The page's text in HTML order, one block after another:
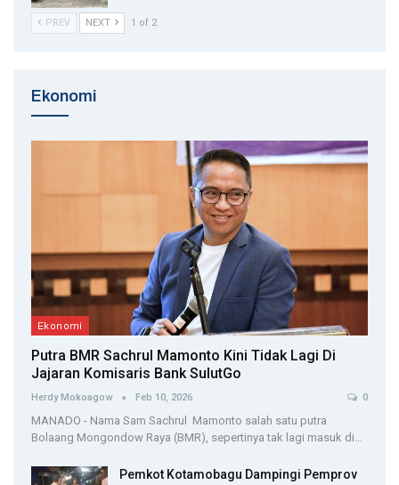
PREV NEXT 1 of 2
Ekonomi
Ekonomi
Putra BMR Sachrul Mamonto Kini Tidak Lagi Di
Jajaran Komisaris Bank SulutGo
Herdy Mokoagow Feb 10, 2026 0
MANADO - Nama Sam Sachrul Mamonto salah satu putra
Bolaang Mongondow Raya (BMR), sepertinya tak lagi masuk di…
Pemkot Kotamobagu Dampingi Pemprov